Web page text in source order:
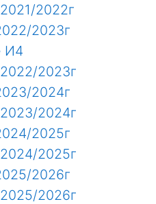
2022г
2023г
И4
2023г
2024г
2024г
2025г
2025г
2026г
2026г